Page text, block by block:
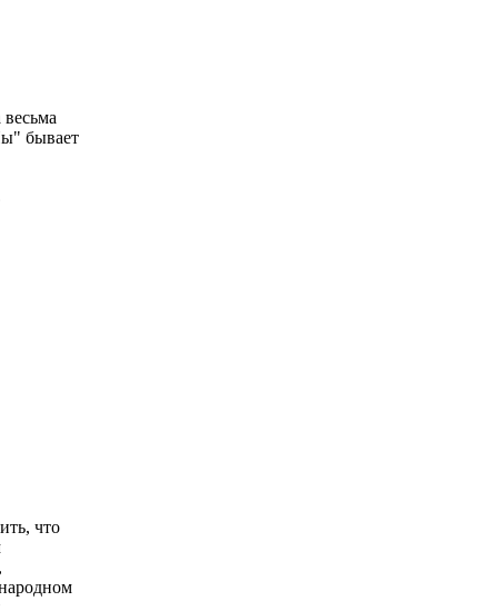
бывает
что